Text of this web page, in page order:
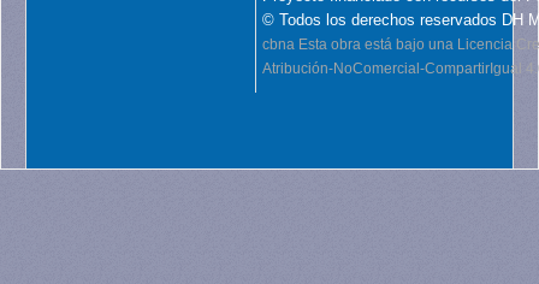
© Todos los derechos reservados DH
cbna Esta obra está bajo una Licencia
Atribución-NoComercial-CompartirIgual